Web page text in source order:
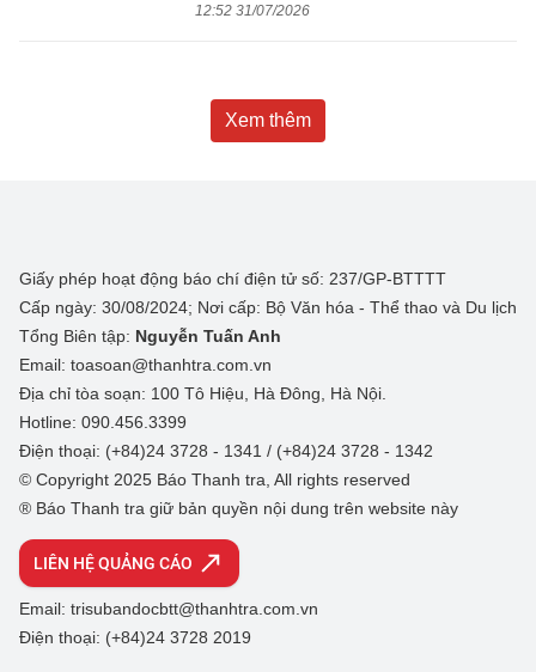
12:52 31/07/2026
Xem thêm
Giấy phép hoạt động báo chí điện tử số: 237/GP-BTTTT
Cấp ngày: 30/08/2024; Nơi cấp: Bộ Văn hóa - Thể thao và Du lịch
Tổng Biên tập: Nguyễn Tuấn Anh
Email: toasoan@thanhtra.com.vn
Địa chỉ tòa soạn: 100 Tô Hiệu, Hà Đông, Hà Nội.
Hotline: 090.456.3399
Điện thoại: (+84)24 3728 - 1341 / (+84)24 3728 - 1342
© Copyright 2025 Báo Thanh tra, All rights reserved
® Báo Thanh tra giữ bản quyền nội dung trên website này
LIÊN HỆ QUẢNG CÁO
Email: trisubandocbtt@thanhtra.com.vn
Điện thoại: (+84)24 3728 2019